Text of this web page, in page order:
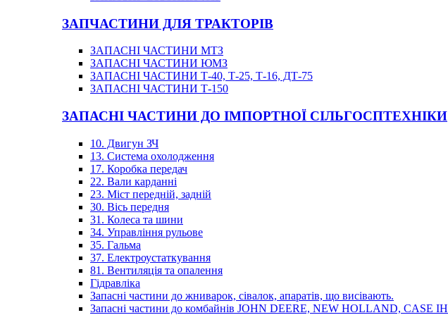
ЗАПЧАСТИНИ ДЛЯ ТРАКТОРІВ
ЗАПАСНІ ЧАСТИНИ МТЗ
ЗАПАСНІ ЧАСТИНИ ЮМЗ
ЗАПАСНІ ЧАСТИНИ Т-40, Т-25, Т-16, ДТ-75
ЗАПАСНІ ЧАСТИНИ Т-150
ЗАПАСНІ ЧАСТИНИ ДО ІМПОРТНОЇ СІЛЬГОСПТЕХНІКИ
10. Двигун ЗЧ
13. Система охолодження
17. Коробка передач
22. Вали карданні
23. Міст передній, задній
30. Вісь передня
31. Колеса та шини
34. Управління рульове
35. Гальма
37. Електроустаткування
81. Вентиляція та опалення
Гідравліка
Запасні частини до жниварок, сівалок, апаратів, що висівають.
Запасні частини до комбайнів JOHN DEERE, NEW HOLLAND, CASE IH